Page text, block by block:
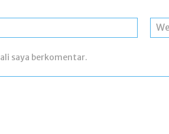
Email:*
saya berkomentar.